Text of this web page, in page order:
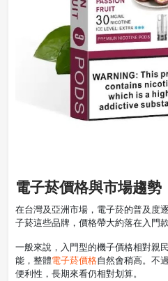
電子菸價格與市場趨勢
在台灣及亞洲市場，電子菸的普及度
子菸這些品牌，價格帶大約落在入門
一般來說，入門型的機子價格相對親
能，整體電子菸價格自然會稍高。不
便利性，長期來看仍相對划算。